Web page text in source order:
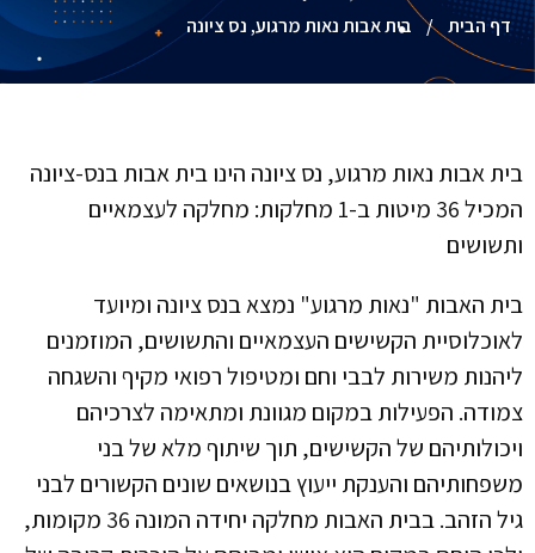
דף הבית/ בית אבות נאות מרגוע, נס ציונה
בית אבות נאות מרגוע, נס ציונה הינו בית אבות בנס-ציונה
המכיל 36 מיטות ב-1 מחלקות: מחלקה לעצמאיים
ותשושים
בית האבות "נאות מרגוע" נמצא בנס ציונה ומיועד
לאוכלוסיית הקשישים העצמאיים והתשושים, המוזמנים
ליהנות משירות לבבי וחם ומטיפול רפואי מקיף והשגחה
צמודה. הפעילות במקום מגוונת ומתאימה לצרכיהם
ויכולותיהם של הקשישים, תוך שיתוף מלא של בני
משפחותיהם והענקת ייעוץ בנושאים שונים הקשורים לבני
גיל הזהב. בבית האבות מחלקה יחידה המונה 36 מקומות,